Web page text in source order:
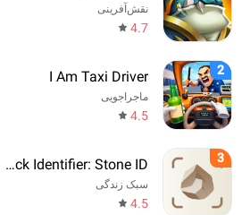
نقش‌آفرینی
4.7
2
I Am Taxi Driver
ماجراجویی
4.5
3
Rock Identifier: Stone ID
سبک زندگی
4.5